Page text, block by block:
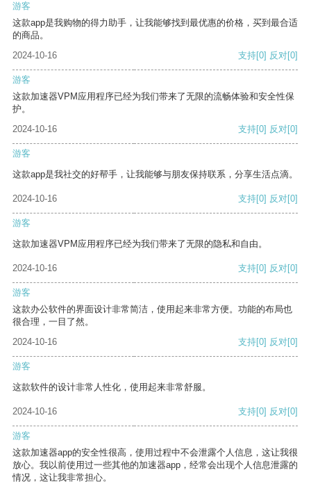
游客
这款app是我购物的得力助手，让我能够找到最优惠的价格，买到最合适
的商品。
2024-10-16
支持[0] 反对[0]
游客
这款加速器VPM应用程序已经为我们带来了无限的流畅体验和安全性保
护。
2024-10-16
支持[0] 反对[0]
游客
这款app是我社交的好帮手，让我能够与朋友保持联系，分享生活点滴。
2024-10-16 支持[0] 反对[0]
游客
这款加速器VPM应用程序已经为我们带来了无限的隐私和自由。
2024-10-16 支持[0] 反对[0]
游客
这款办公软件的界面设计非常简洁，使用起来非常方便。功能的布局也
很合理，一目了然。
2024-10-16
支持[0] 反对[0]
游客
这款软件的设计非常人性化，使用起来非常舒服。
2024-10-16 支持[0] 反对[0]
游客
这款加速器app的安全性很高，使用过程中不会泄露个人信息，这让我很
放心。我以前使用过一些其他的加速器app，经常会出现个人信息泄露的
情况，这让我非常担心。